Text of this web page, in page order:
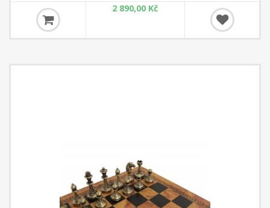
Čtverec: 2,8 cm
2 890,00 Kč